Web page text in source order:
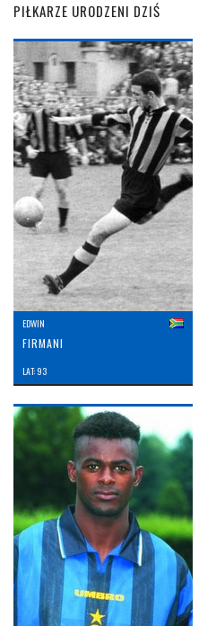
PIŁKARZE URODZENI DZIŚ
EDWIN
FIRMANI
LAT: 93